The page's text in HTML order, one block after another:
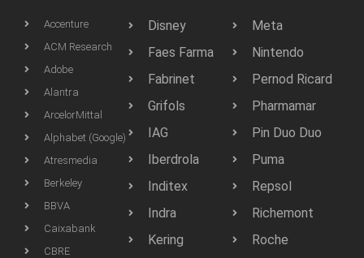
Accenture
ACM Research
Adobe
Alantra
ArcelorMittal
Alphabet (Google)
Atresmedia
Berkeley
BBVA
Caixabank
CBRE
Disney
Faes Farma
Fabrinet
Grifols
IAG
Iberdrola
Inditex
Indra
Kering
Meta
Nintendo
Pernod Ricard
Pharmamar
Pin Duo Duo
Puma
Repsol
Richemont
Roche